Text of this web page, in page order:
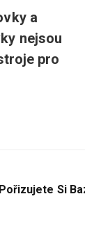
a
nejsou
pro
Next
Pořizujete Si